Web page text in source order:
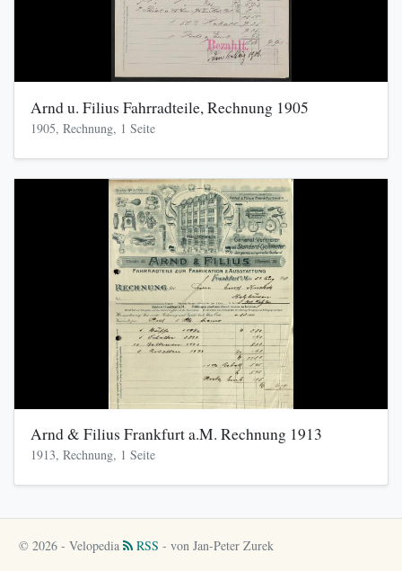
Arnd u. Filius Fahrradteile, Rechnung 1905
1905, Rechnung, 1 Seite
Arnd & Filius Frankfurt a.M. Rechnung 1913
1913, Rechnung, 1 Seite
© 2026 - Velopedia RSS - von Jan-Peter Zurek